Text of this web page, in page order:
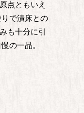
点ともいえ
で漬床との
も十分に引
の一品。